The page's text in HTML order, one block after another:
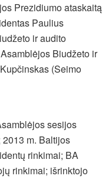
Prezidiumo ataskaitą
Paulius
ir audito
Biudžeto ir
(Seimo
sesijos
m. Baltijos
rinkimai; BA
rinkimai; išrinktojo